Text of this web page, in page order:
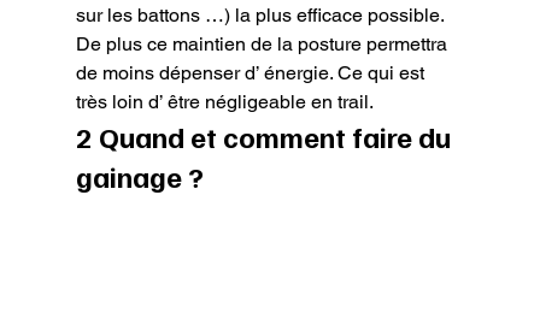
sur les battons …) la plus efficace possible.
De plus ce maintien de la posture permettra
de moins dépenser d’ énergie. Ce qui est
très loin d’ être négligeable en trail.
2 Quand et comment faire du
gainage ?